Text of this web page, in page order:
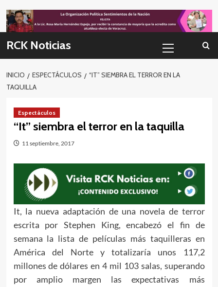
to
content
RCK Noticias
primario
INICIO ESPECTÁCULOS
“IT” SIEMBRA EL TERROR EN LA
TAQUILLA
Espectáculos
“It” siembra el terror en la taquilla
11 septiembre, 2017
It, la nueva adaptación de una novela de terror
escrita por Stephen King, encabezó el fin de
semana la lista de películas más taquilleras en
América del Norte y totalizaría unos 117,2
millones de dólares en 4 mil 103 salas, superando
por amplio margen las expectativas más